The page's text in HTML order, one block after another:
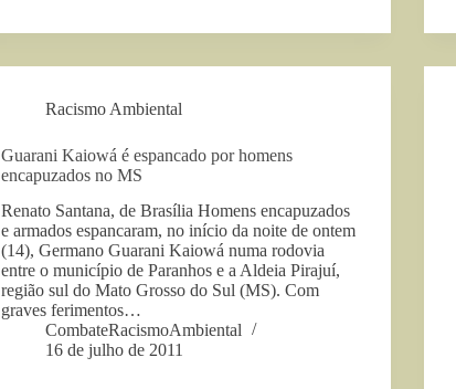
Racismo Ambiental
Guarani Kaiowá é espancado por homens
encapuzados no MS
Renato Santana, de Brasília Homens encapuzados
e armados espancaram, no início da noite de ontem
(14), Germano Guarani Kaiowá numa rodovia
entre o município de Paranhos e a Aldeia Pirajuí,
região sul do Mato Grosso do Sul (MS). Com
graves ferimentos…
CombateRacismoAmbiental
16 de julho de 2011